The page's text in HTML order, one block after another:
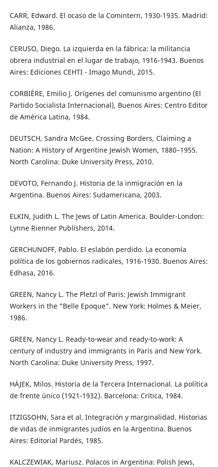
CARR, Edward. El ocaso de la Comintern, 1930-1935. Madrid:
Alianza, 1986.
CERUSO, Diego. La izquierda en la fábrica: la militancia
obrera industrial en el lugar de trabajo, 1916-1943. Buenos
Aires: Ediciones CEHTI - Imago Mundi, 2015.
CORBIÈRE, Emilio J. Orígenes del comunismo argentino (El
Partido Socialista Internacional), Buenos Aires: Centro Editor
de América Latina, 1984.
DEUTSCH, Sandra McGee. Crossing Borders, Claiming a
Nation: A History of Argentine Jewish Women, 1880–1955.
North Carolina: Duke University Press, 2010.
DEVOTO, Fernando J. Historia de la inmigración en la
Argentina. Buenos Aires: Sudamericana, 2003.
ELKIN, Judith L. The Jews of Latin America. Boulder-London:
Lynne Rienner Publishers, 2014.
GERCHUNOFF, Pablo. El eslabón perdido. La economía
política de los gobiernos radicales, 1916-1930. Buenos Aires:
Edhasa, 2016.
GREEN, Nancy L. The Pletzl of Paris: Jewish Immigrant
Workers in the “Belle Epoque”. New York: Holmes & Meier,
1986.
GREEN, Nancy L. Ready-to-wear and ready-to-work: A
century of industry and immigrants in Paris and New York.
North Carolina: Duke University Press, 1997.
HÁJEK, Milos. Historia de la Tercera Internacional. La política
de frente único (1921-1932). Barcelona: Crítica, 1984.
ITZIGSOHN, Sara et al. Integración y marginalidad. Historias
de vidas de inmigrantes judíos en la Argentina. Buenos
Aires: Editorial Pardés, 1985.
KALCZEWIAK, Mariusz. Polacos in Argentina: Polish Jews,